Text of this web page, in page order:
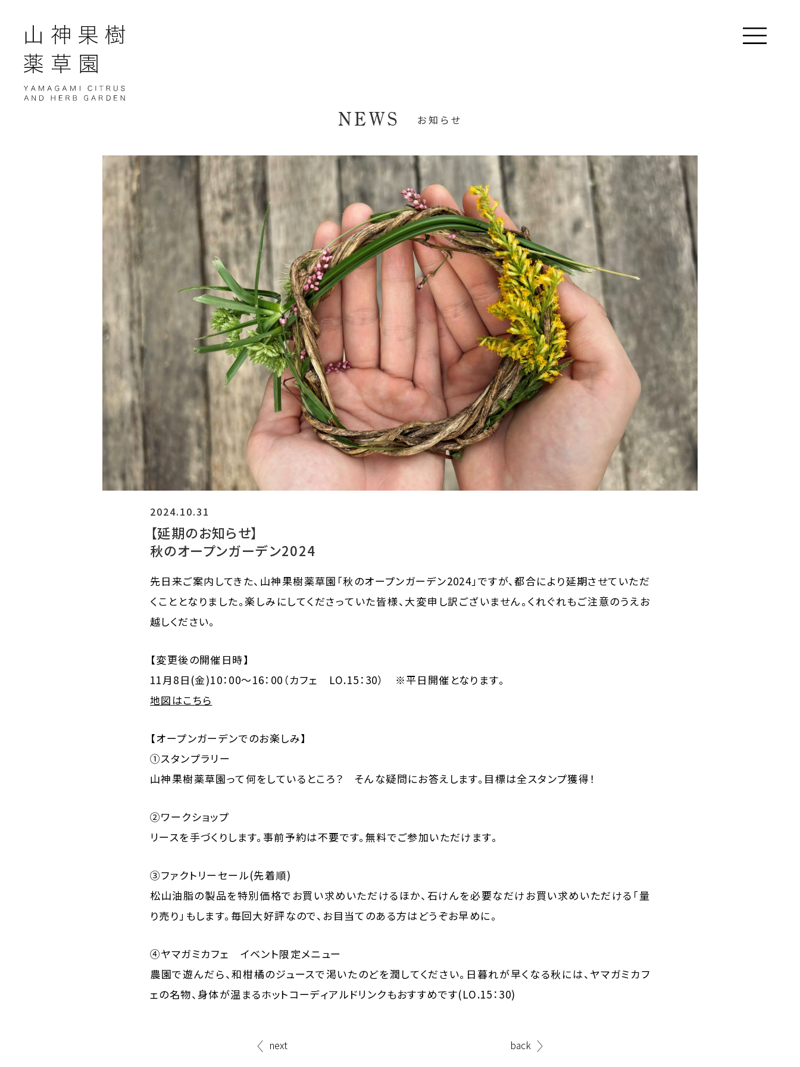
NEWS お知らせ
2024.10.31
【延期のお知らせ】
秋のオープンガーデン2024
先日来ご案内してきた、山神果樹薬草園「秋のオープンガーデン2024」ですが、都合により延期させていただ
くこととなりました。楽しみにしてくださっていた皆様、大変申し訳ございません。くれぐれもご注意のうえお
越しください。
【変更後の開催日時】
11月8日(金)10：00～16：00（カフェ LO.15：30） ※平日開催となります。
地図はこちら
【オープンガーデンでのお楽しみ】
①スタンプラリー
山神果樹薬草園って何をしているところ？ そんな疑問にお答えします。目標は全スタンプ獲得！
②ワークショップ
リースを手づくりします。事前予約は不要です。無料でご参加いただけます。
③ファクトリーセール(先着順)
松山油脂の製品を特別価格でお買い求めいただけるほか、石けんを必要なだけお買い求めいただける「量
り売り」もします。毎回大好評なので、お目当てのある方はどうぞお早めに。
④ヤマガミカフェ イベント限定メニュー
農園で遊んだら、和柑橘のジュースで渇いたのどを潤してください。日暮れが早くなる秋には、ヤマガミカフ
ェの名物、身体が温まるホットコーディアルドリンクもおすすめです(LO.15：30)
next back